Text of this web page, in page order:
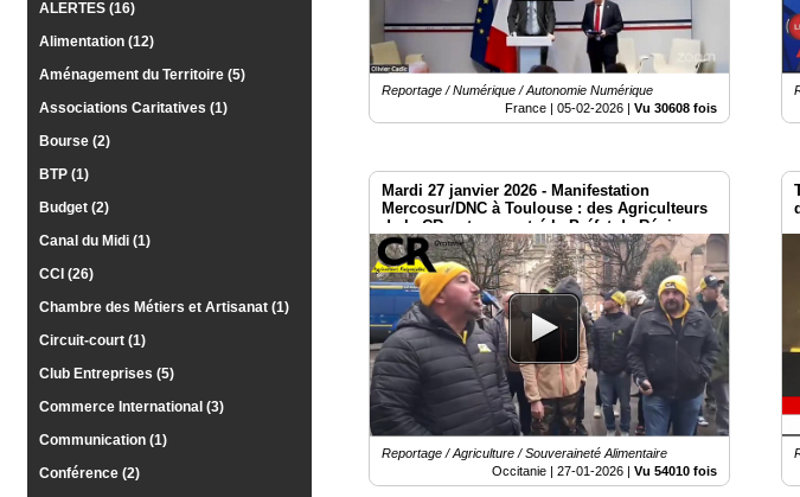
Agenda
Vidéos
Médias
groupe
Prémium
annuaire
Accès
ALERTES (16)
Alimentation (12)
Aménagement du Territoire (5)
Associations Caritatives (1)
Bourse (2)
BTP (1)
Budget (2)
Canal du Midi (1)
CCI (26)
Chambre des Métiers et Artisanat (1)
Circuit-court (1)
Club Entreprises (5)
Commerce International (3)
Communication (1)
Conférence (2)
Reportage / Numérique / Autonomie Numérique
France |05-02-2026 |Vu 30608 fois
Mardi 27 janvier 2026 - Manifestation
Mercosur/DNC à Toulouse : des Agriculteurs
de la CR ont rencontré le Préfet de Région
Reportage / Agriculture / Souveraineté Alimentaire
Occitanie |27-01-2026 |Vu 54010 fois